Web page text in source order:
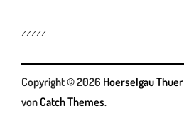
zzzzz
Copyright © 2026 Hoerselgau Thuer
von Catch Themes.